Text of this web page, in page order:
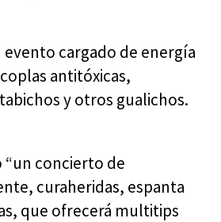
evento cargado de energía
antitóxicas,
y otros gualichos.
“un concierto de
curaheridas, espanta
que ofrecerá multitips